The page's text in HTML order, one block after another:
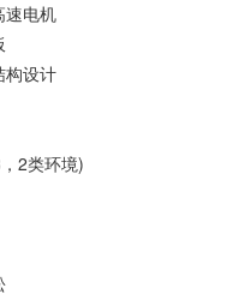
电机
设计
2类环境)